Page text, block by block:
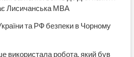
Лисичанська МВА
та РФ безпеки в Чорному
використала робота, який був